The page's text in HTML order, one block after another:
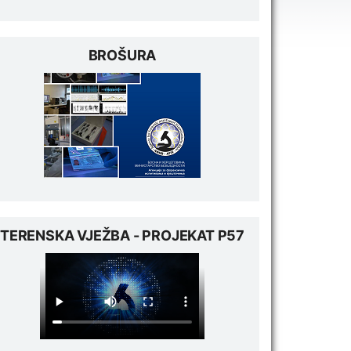
BROŠURA
TERENSKA VJEŽBA - PROJEKAT P57